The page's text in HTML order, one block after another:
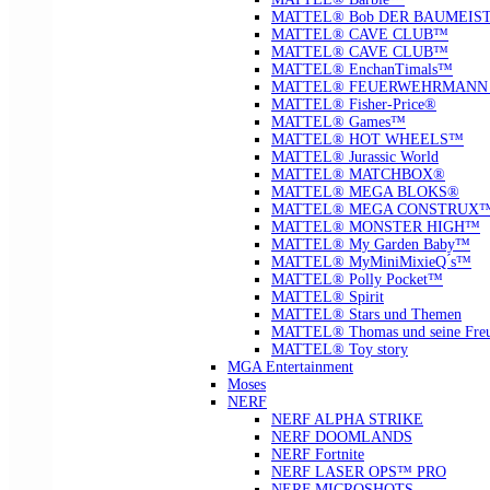
MATTEL® Bob DER
MATTEL® CAVE CLUB™
MATTEL® CAVE CLUB™
MATTEL® EnchanTimals™
MATTEL®
MATTEL® Fisher-Price®
MATTEL® Games™
MATTEL® HOT WHEELS™
MATTEL® Jurassic World
MATTEL® MATCHBOX®
MATTEL® MEGA BLOKS®
MATTEL® MEGA
MATTEL® MONSTER HIGH™
MATTEL® My Garden Baby™
MATTEL® MyMiniMixieQ ́s™
MATTEL® Polly Pocket™
MATTEL® Spirit
MATTEL® Stars und Themen
MATTEL® Thomas und seine
MATTEL® Toy story
MGA Entertainment
Moses
NERF
NERF ALPHA STRIKE
NERF DOOMLANDS
NERF Fortnite
NERF LASER OPS™ PRO